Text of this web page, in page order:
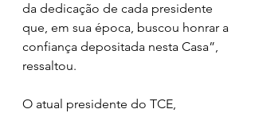
da dedicação de cada presidente
que, em sua época, buscou honrar a
confiança depositada nesta Casa”,
ressaltou.
O atual presidente do TCE,